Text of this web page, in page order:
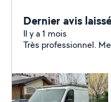
clients je vous
contacter si vous
et si votre
Dernier avis
Il y a 1 mois
Très professionnel.